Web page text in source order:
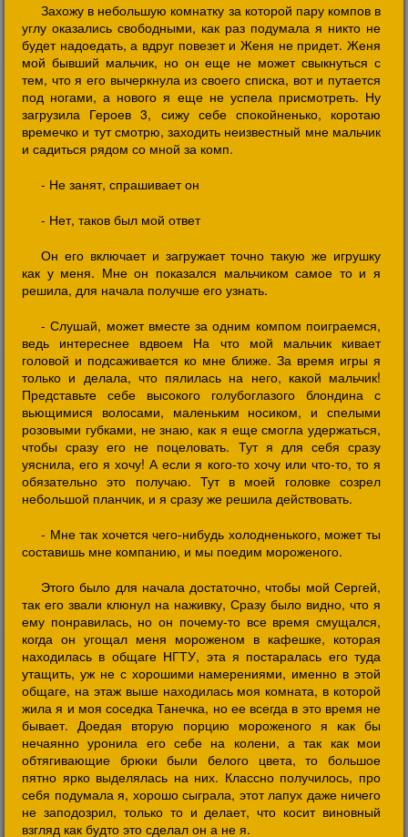
Захожу в небольшую комнатку за которой пару компов в
углу оказались свободными, как раз подумала я никто не
будет надоедать, а вдруг повезет и Женя не придет. Женя
мой бывший мальчик, но он еще не может свыкнуться с
тем, что я его вычеркнула из своего списка, вот и путается
под ногами, а нового я еще не успела присмотреть. Ну
загрузила Героев 3, сижу себе спокойненько, коротаю
времечко и тут смотрю, заходить неизвестный мне мальчик
и садиться рядом со мной за комп.
- Не занят, спрашивает он
- Нет, таков был мой ответ
Он его включает и загружает точно такую же игрушку
как у меня. Мне он показался мальчиком самое то и я
решила, для начала получше его узнать.
- Слушай, может вместе за одним компом поиграемся,
ведь интереснее вдвоем На что мой мальчик кивает
головой и подсаживается ко мне ближе. За время игры я
только и делала, что пялилась на него, какой мальчик!
Представьте себе высокого голубоглазого блондина с
вьющимися волосами, маленьким носиком, и спелыми
розовыми губками, не знаю, как я еще смогла удержаться,
чтобы сразу его не поцеловать. Тут я для себя сразу
уяснила, его я хочу! А если я кого-то хочу или что-то, то я
обязательно это получаю. Тут в моей головке созрел
небольшой планчик, и я сразу же решила действовать.
- Мне так хочется чего-нибудь холодненького, может ты
составишь мне компанию, и мы поедим мороженого.
Этого было для начала достаточно, чтобы мой Сергей,
так его звали клюнул на наживку, Сразу было видно, что я
ему понравилась, но он почему-то все время смущался,
когда он угощал меня мороженом в кафешке, которая
находилась в общаге НГТУ, эта я постаралась его туда
утащить, уж не с хорошими намерениями, именно в этой
общаге, на этаж выше находилась моя комната, в которой
жила я и моя соседка Танечка, но ее всегда в это время не
бывает. Доедая вторую порцию мороженого я как бы
нечаянно уронила его себе на колени, а так как мои
обтягивающие брюки были белого цвета, то большое
пятно ярко выделялась на них. Классно получилось, про
себя подумала я, хорошо сыграла, этот лапух даже ничего
не заподозрил, только то и делает, что косит виновный
взгляд как будто это сделал он а не я.